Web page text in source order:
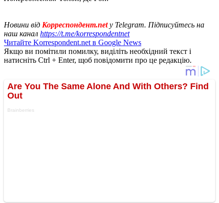
Новини від Корреспондент.netу Telegram. Підписуйтесь на
наш канал https://t.me/korrespondentnet
Читайте Korrespondent.net в Google News
Якщо ви помітили помилку, виділіть необхідний текст і
натисніть Ctrl + Enter, щоб повідомити про це редакцію.